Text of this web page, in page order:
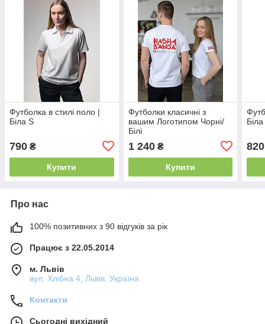
Футболка в стилі поло |
Біла S
790 ₴
Купити
Футболки класичні з
вашим Логотипом Чорні/
Білі
1 240₴
Купити
820
Про нас
100% позитивних з 90 відгуків за рік
Працює з 22.05.2014
м. Львів
вул. Хлібна 4, Львів, Україна
Контакти
Сьогодні вихідний